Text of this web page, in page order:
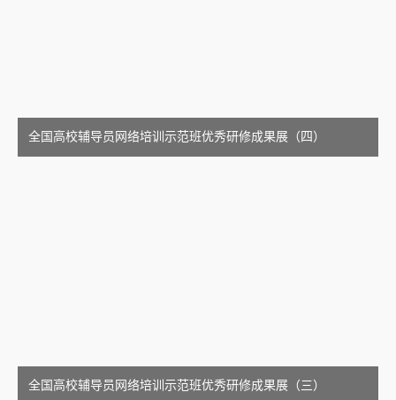
全国高校辅导员网络培训示范班优秀研修成果展（四）
全国高校辅导员网络培训示范班优秀研修成果展（三）